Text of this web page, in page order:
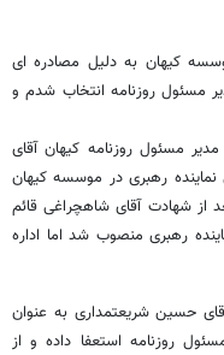
موسسه کیهان به دلیل مصادره ای
مسئول روزنامه انتخاب شدم و
عنوان مدیر مسئول روزنامه کیهان آقای
رهبری در موسسه کیهان
از شهادت آقای شاهچراغی قائم
رهبری منصوب شد اما اداره
آقای حسین شریعتمداری به عنوان
روزنامه استعفا داده و از